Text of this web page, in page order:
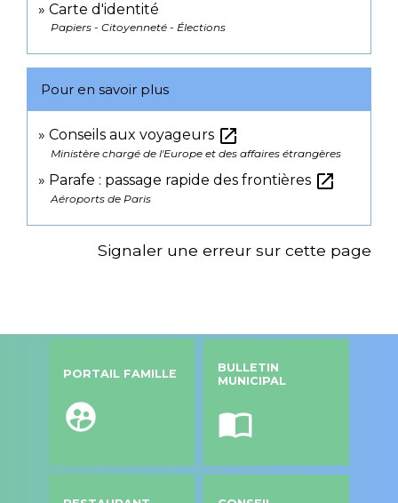
Carte d'identité
Papiers - Citoyenneté - Élections
Pour en savoir plus
Conseils aux voyageurs open_in_new
Ministère chargé de l'Europe et des affaires étrangères
Parafe : passage rapide des frontières open_in_new
Aéroports de Paris
Signaler une erreur sur cette page
PORTAIL FAMILLE
supervised_user_circle
BULLETIN
MUNICIPAL
import_contacts